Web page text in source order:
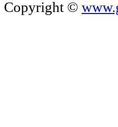
Copyright ©